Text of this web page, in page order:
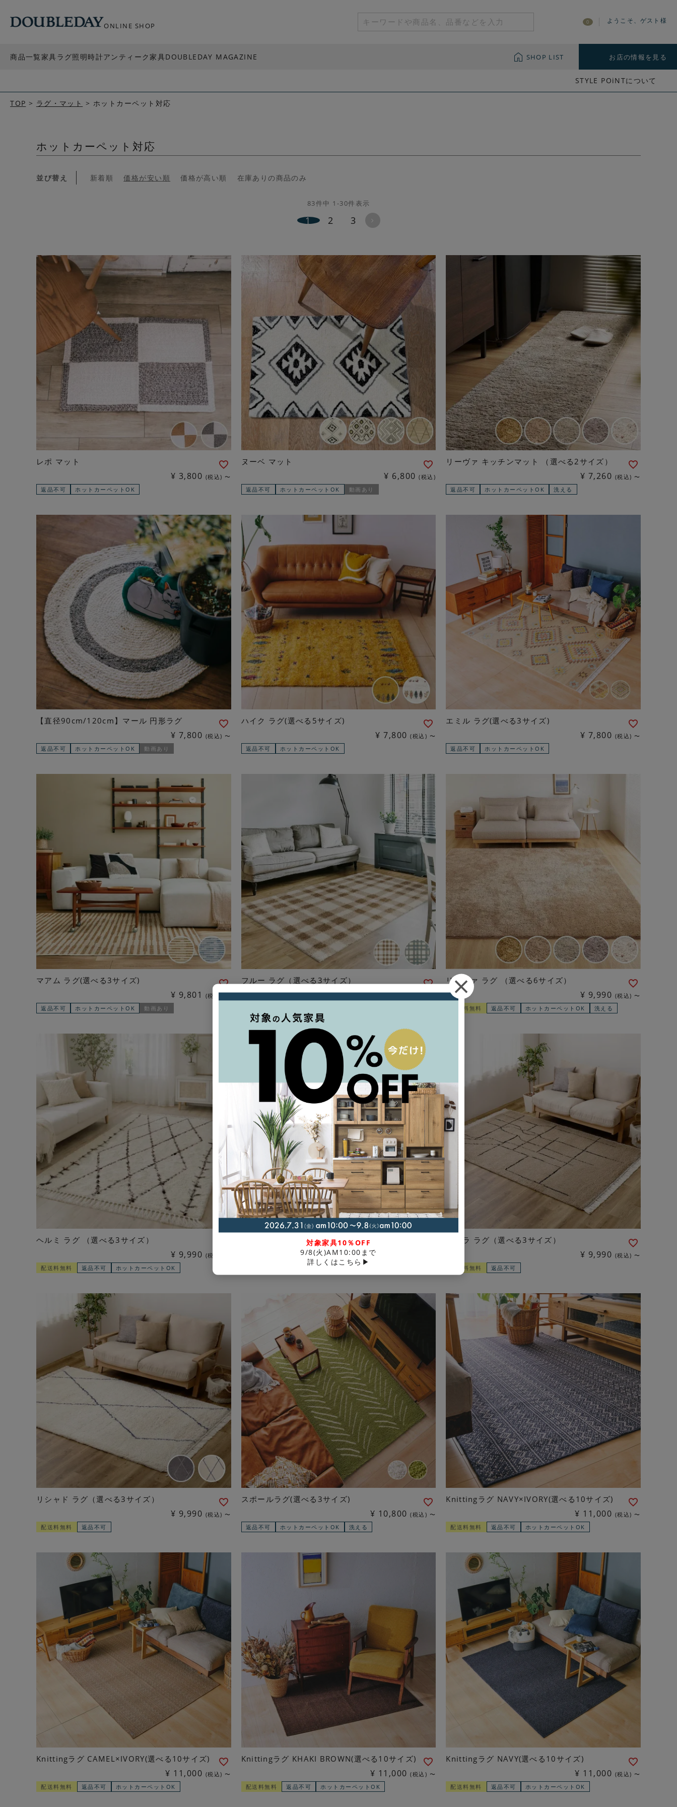
ONLINE SHOP 0 ようこそ、ゲスト様
商品一覧家具ラグ照明時計アンティーク家具DOUBLEDAY MAGAZINE SHOP LIST お店の情報を見る
STYLE POiNTについて
TOP ラグ・マット ホットカーペット対応
ホットカーペット対応
並び替え 新着順 価格が安い順 価格が高い順 在庫ありの商品のみ
83件中 1 -30件表示
1 2 3
レポ マット
¥ 3,800 税込
〜
返品不可
ホットカーペットOK
ヌーベ マット
¥ 6,800
税込
返品不可
ホットカーペットOK 動画あり
リーヴァ キッチンマット （選べる2サイズ）
¥ 7,260 税込
〜
返品不可
ホットカーペットOK 洗える
【直径90cm/120cm】マール 円形ラグ
¥ 7,800 税込
〜
返品不可
ホットカーペットOK 動画あり
ハイク ラグ(選べる5サイズ)
¥ 7,800 税込
〜
返品不可
ホットカーペットOK
エミル ラグ(選べる3サイズ)
¥ 7,800 税込
〜
返品不可
ホットカーペットOK
マアム ラグ(選べる3サイズ)
¥ 9,801 税込
返品不可
ホットカーペットOK 動画あり
フルー ラグ（選べる3サイズ）
¥ 9,801
リーヴァ ラグ （選べる6サイズ）
¥ 9,990 税込
〜
配送料無料
返品不可 ホットカーペットOK 洗える
ヘルミ ラグ （選べる3サイズ）
¥ 9,990 税込
配送料無料
返品不可 ホットカーペットOK
クロア ラグ（選べる3サイズ）
¥
返品不可
ケユラ ラグ（選べる3サイズ）
¥ 9,990 税込
〜
配送料無料
返品不可
リシャド ラグ（選べる3サイズ）
¥ 9,990 税込
〜
配送料無料
返品不可
スポールラグ(選べる3サイズ)
¥ 10,800 税込
〜
返品不可
ホットカーペットOK 洗える
Knittingラグ NAVY×IVORY(選べる10サイズ)
¥ 11,000 税込
〜
配送料無料
返品不可 ホットカーペットOK
Knittingラグ CAMEL×IVORY(選べる10サイズ)
¥ 11,000 税込
〜
配送料無料
返品不可 ホットカーペットOK
Knittingラグ KHAKI BROWN(選べる10サイズ)
¥ 11,000 税込
〜
配送料無料
返品不可 ホットカーペットOK
Knittingラグ NAVY(選べる10サイズ)
¥ 11,000 税込
〜
配送料無料
返品不可 ホットカーペットOK
対象家具10％OFF
9/8(火)AM10:00まで
詳しくはこちら▶